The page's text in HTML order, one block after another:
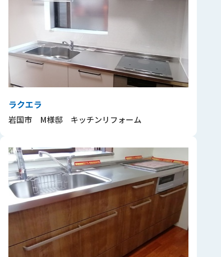
ラクエラ
岩国市 M様邸 キッチンリフォーム